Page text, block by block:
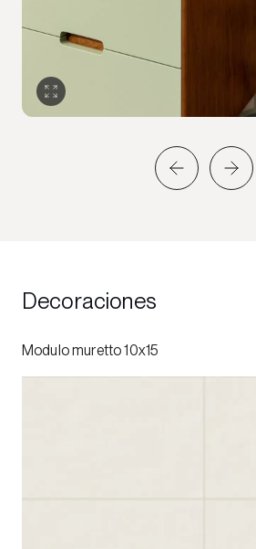
Decoraciones
Modulo muretto 10x15